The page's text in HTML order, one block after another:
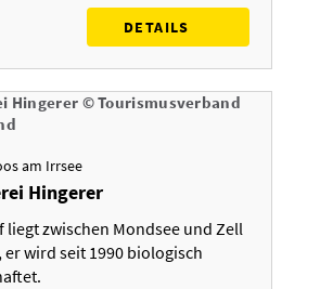
DETAILS
am Irrsee
Hingerer
liegt zwischen Mondsee und Zell
er wird seit 1990 biologisch